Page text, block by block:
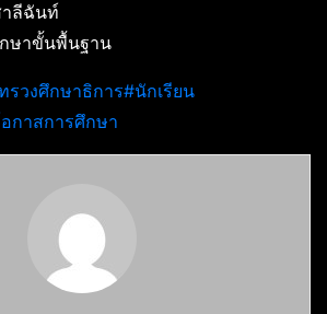
ลีฉันท์
ษาขั้นพื้นฐาน
รวงศึกษาธิการ#นักเรียน
กาสการศึกษา